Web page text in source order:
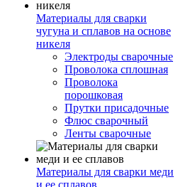
Материалы для сварки
чугуна и сплавов на основе
никеля
Электроды сварочные
Проволока сплошная
Проволока
порошковая
Прутки присадочные
Флюс сварочный
Ленты сварочные
Материалы для сварки меди
и ее сплавов